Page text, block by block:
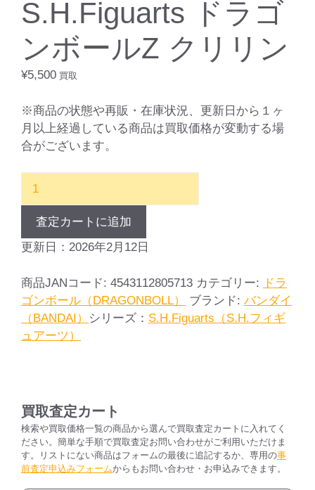
S.H.Figuarts ドラゴ
ンボールZ クリリン
¥5,500 買取
※商品の状態や再販・在庫状況、更新日から１ヶ
月以上経過している商品は買取価格が変動する場
合がございます。
ン
ー
ル
Z
ク
個
査定カートに追加
更新日：2026年2月12日
商品JANコード: 4543112805713 カテゴリー:
ドラ
ゴンボール（DRAGONBOLL）
ブランド: バンダイ
（BANDAI）
シリーズ： S.H.Figuarts（S.H.フィギ
ュアーツ）
買取査定カート
検索や買取価格一覧の商品から選んで買取査定カートに入れてく
ださい。簡単な手順で買取査定お問い合わせがご利用いただけま
す。リストにない商品はフォームの最後に追記するか、専用の事
前査定申込みフォームからもお問い合わせ・お申込みできます。